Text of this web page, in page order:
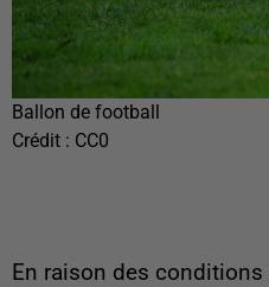
Ballon de football
Crédit : CC0
En raison des